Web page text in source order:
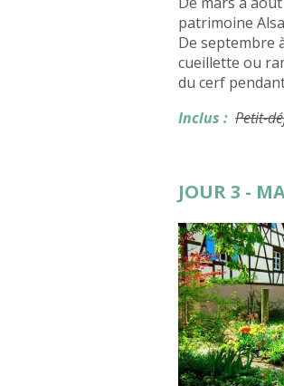
patrimoine
De septembre
cueillette ou
du cerf
Inclus : Petit-
JOUR 3 -